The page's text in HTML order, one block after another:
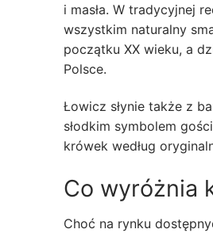
i masła. W tradycyjnej
wszystkim naturalny
początku XX wieku, a
Polsce.
Łowicz słynie także z
słodkim symbolem
krówek według
Co wyróżnia
Choć na rynku